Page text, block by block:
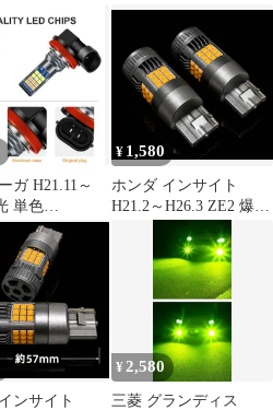
兼用 アンバー
ンカー 冷却フ
ハイフラ防止
2個セット 車
色 H8/H11/H16 LED フ
ォグランプ バルブ 球 2
個SET 特注ハイパワー
LEDチップ搭載 ポン付
け 新品 送料込み Bタイ
ガ H21.11～
単色
LED フォ
バルブ 球 2個
ハイパワー
プ搭載 ポン付
送料込み Bタイ
¥ 1,580
ホンダ インサイト
H21.2～H26.3 ZE2 爆光
T20 シングル/T20ピン
チ部違い兼用 アンバー
LED ウインカー 冷却フ
ァン搭載 ハイフラ防止
抵抗内蔵 2個セット 車
ンサイト
¥ 2,580
三菱 グランディス